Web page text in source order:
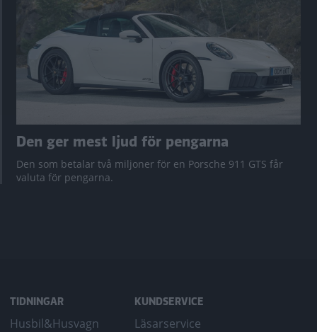
Den ger mest ljud för pengarna
Den som betalar två miljoner för en Porsche 911 GTS får
valuta för pengarna.
TIDNINGAR
Husbil&Husvagn
KUNDSERVICE
Läsarservice